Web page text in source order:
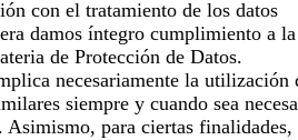
con el tratamiento de los datos
damos íntegro cumplimiento a la
de Protección de Datos.
necesariamente la utilización
siempre y cuando sea
Asimismo, para ciertas finalidades,